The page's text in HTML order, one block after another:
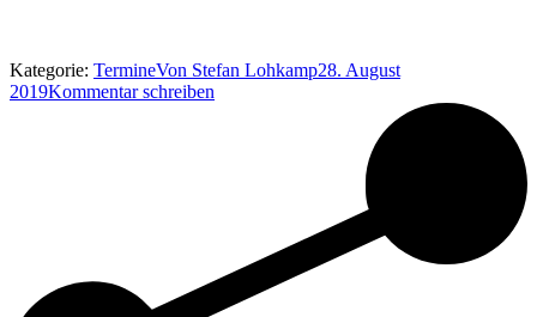
Kategorie: TermineVon Stefan Lohkamp28. August
2019Kommentar schreiben